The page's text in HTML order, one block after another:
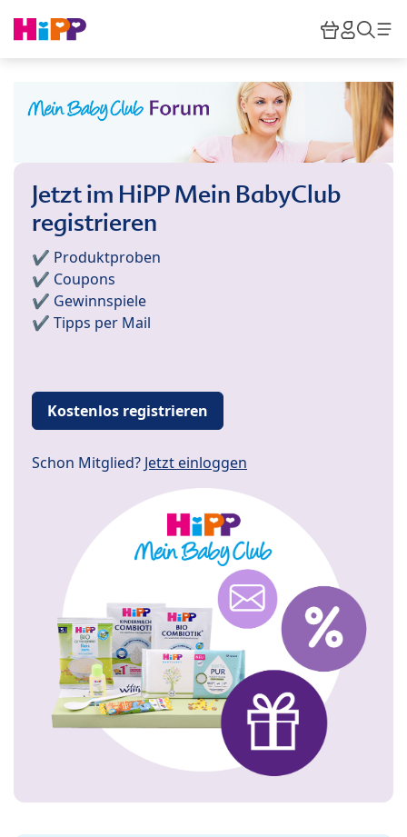
HiPP
Jetzt im HiPP Mein BabyClub
registrieren
✔️ Produktproben
✔️ Coupons
✔️ Gewinnspiele
✔️ Tipps per Mail
Kostenlos registrieren
Schon Mitglied? Jetzt einloggen